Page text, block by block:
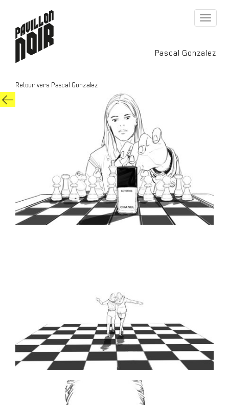
Toggle
Pascal Gonzalez
Retour vers Pascal Gonzalez